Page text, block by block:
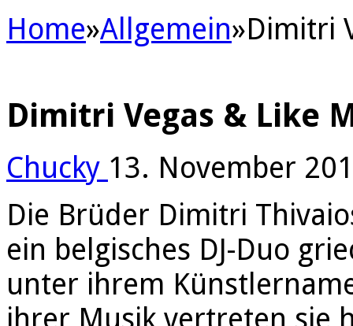
Home»Allgemein»Dimitri
Dimitri Vegas & Like
Chucky 13. November
Die Brüder Dimitri
ein belgisches DJ-Duo
unter ihrem
ihrer Musik vertreten sie